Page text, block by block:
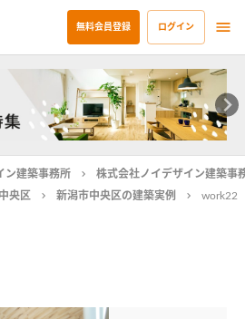
無料会員登録 ログイン
ン建築事務所
株式会社ノイデザイン建築事
央区 新潟市中央区の建築実例 work22